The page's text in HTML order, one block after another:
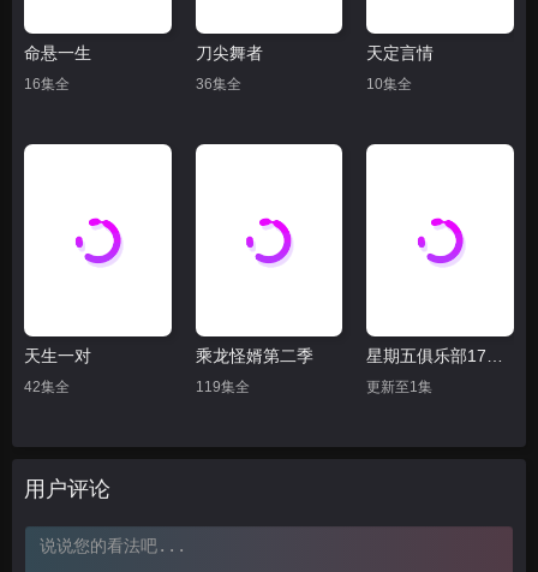
命悬一生
16集全
刀尖舞者
36集全
天定言情
10集全
天生一对
42集全
乘龙怪婿第二季
119集全 更新至1集
用户评论